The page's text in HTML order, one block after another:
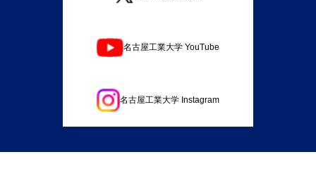
名古屋工業大学 YouTube
名古屋工業大学 Instagram